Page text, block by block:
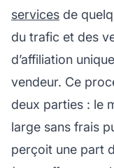
services de
du trafic et des
d’affiliation
vendeur. Ce
deux parties : le
large sans frais
perçoit une part